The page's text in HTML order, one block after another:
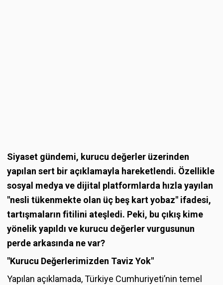
Siyaset gündemi, kurucu değerler üzerinden
yapılan sert bir açıklamayla hareketlendi. Özellikle
sosyal medya ve dijital platformlarda hızla yayılan
"nesli tükenmekte olan üç beş kart yobaz" ifadesi,
tartışmaların fitilini ateşledi. Peki, bu çıkış kime
yönelik yapıldı ve kurucu değerler vurgusunun
perde arkasında ne var?
"Kurucu Değerlerimizden Taviz Yok"
Yapılan açıklamada, Türkiye Cumhuriyeti’nin temel